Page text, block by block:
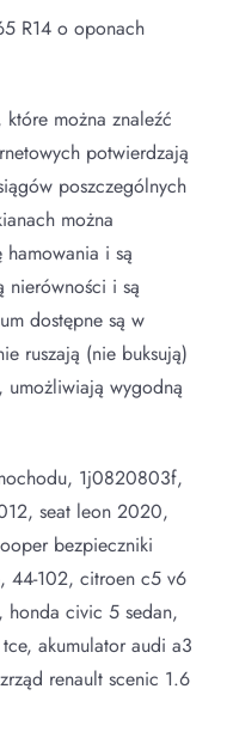
R14 o oponach
można znaleźć
potwierdzają
poszczególnych
można
i są
nierówności i są
dostępne są w
ruszają (nie buksują)
umożliwiają wygodną
1j0820803f,
seat leon 2020,
bezpieczniki
44-102, citroen c5 v6
civic 5 sedan,
akumulator audi a3
renault scenic 1.6